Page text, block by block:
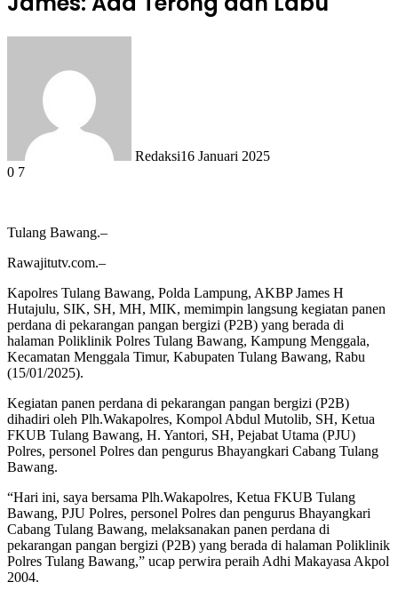
Redaksi16 Januari 2025
0 7
Tulang Bawang.–
Rawajitutv.com.–
Kapolres Tulang Bawang, Polda Lampung, AKBP James H
Hutajulu, SIK, SH, MH, MIK, memimpin langsung kegiatan panen
perdana di pekarangan pangan bergizi (P2B) yang berada di
halaman Poliklinik Polres Tulang Bawang, Kampung Menggala,
Kecamatan Menggala Timur, Kabupaten Tulang Bawang, Rabu
(15/01/2025).
Kegiatan panen perdana di pekarangan pangan bergizi (P2B)
dihadiri oleh Plh.Wakapolres, Kompol Abdul Mutolib, SH, Ketua
FKUB Tulang Bawang, H. Yantori, SH, Pejabat Utama (PJU)
Polres, personel Polres dan pengurus Bhayangkari Cabang Tulang
Bawang.
“Hari ini, saya bersama Plh.Wakapolres, Ketua FKUB Tulang
Bawang, PJU Polres, personel Polres dan pengurus Bhayangkari
Cabang Tulang Bawang, melaksanakan panen perdana di
pekarangan pangan bergizi (P2B) yang berada di halaman Poliklinik
Polres Tulang Bawang,” ucap perwira peraih Adhi Makayasa Akpol
2004.